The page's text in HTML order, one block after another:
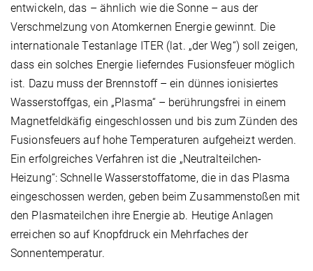
entwickeln, das – ähnlich wie die Sonne – aus der
Verschmelzung von Atomkernen Energie gewinnt. Die
internationale Testanlage ITER (lat. „der Weg“) soll zeigen,
dass ein solches Energie lieferndes Fusionsfeuer möglich
ist. Dazu muss der Brennstoff – ein dünnes ionisiertes
Wasserstoffgas, ein „Plasma“ – berührungsfrei in einem
Magnetfeldkäfig eingeschlossen und bis zum Zünden des
Fusionsfeuers auf hohe Temperaturen aufgeheizt werden.
Ein erfolgreiches Verfahren ist die „Neutralteilchen-
Heizung“: Schnelle Wasserstoffatome, die in das Plasma
eingeschossen werden, geben beim Zusammenstoßen mit
den Plasmateilchen ihre Energie ab. Heutige Anlagen
erreichen so auf Knopfdruck ein Mehrfaches der
Sonnentemperatur.